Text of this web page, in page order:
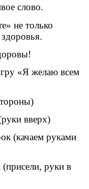
слово.
не только
«Я желаю всем
вверх)
(качаем руками
(присели, руки в